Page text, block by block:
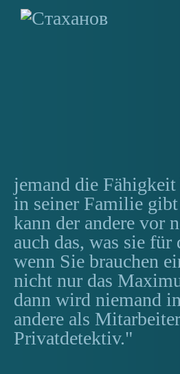
jemand die Fähigkeit
in seiner Familie gibt
kann der andere vor
auch das, was sie für
wenn Sie brauchen
nicht nur das
dann wird niemand
andere als
Privatdetektiv."